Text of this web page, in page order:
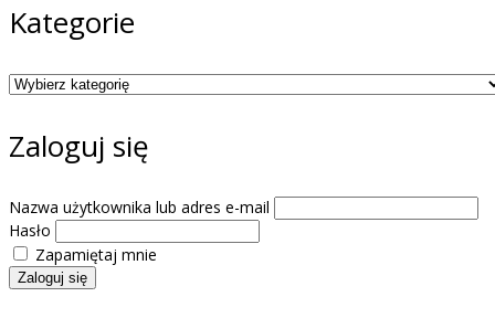
Kategorie
Kategorie
Zaloguj się
Nazwa użytkownika lub adres e-mail
Hasło
Zapamiętaj mnie
Zaloguj się